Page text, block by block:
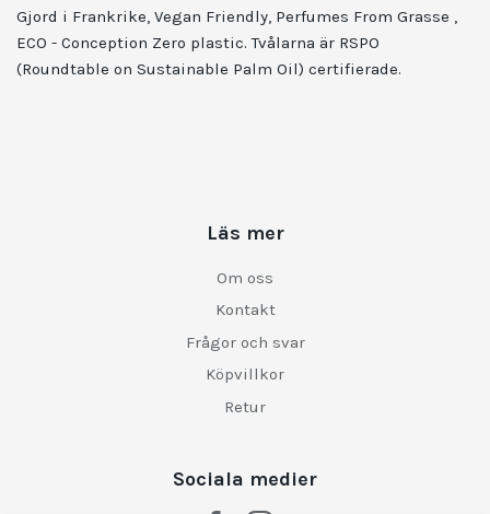
Gjord i Frankrike, Vegan Friendly, Perfumes From Grasse ,
ECO - Conception Zero plastic. Tvålarna är RSPO
(Roundtable on Sustainable Palm Oil) certifierade.
Läs mer
Om oss
Kontakt
Frågor och svar
Köpvillkor
Retur
Sociala medier